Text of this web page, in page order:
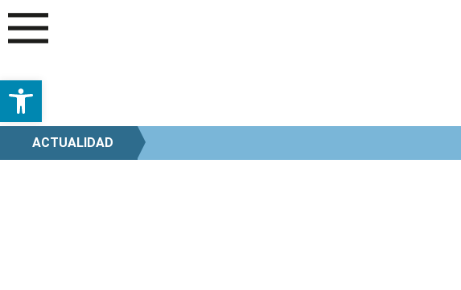
ACTUALIDAD
Abrir barra de herramientas